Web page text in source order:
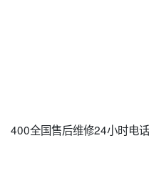
400全国售后维修24小时电